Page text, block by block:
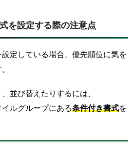
を設定する際の注意点
定している場合、優先順位に気を
並び替えたりするには、
イルグループにある条件付き書式を